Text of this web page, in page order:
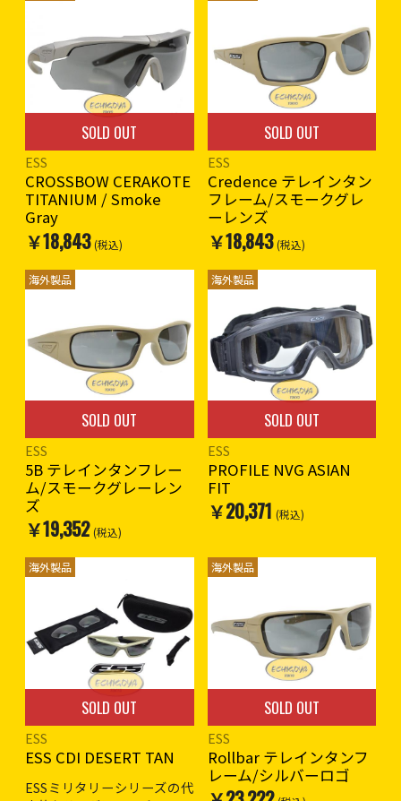
SOLD OUT
ESS
CROSSBOW CERAKOTE
TITANIUM / Smoke
Gray
￥18,843 (税込)
SOLD OUT
ESS
Credence テレインタン
フレーム/スモークグレ
ーレンズ
￥18,843 (税込)
海外製品
SOLD OUT
ESS
5B テレインタンフレー
ム/スモークグレーレン
ズ
￥19,352 (税込)
海外製品
SOLD OUT
ESS
PROFILE NVG ASIAN
FIT
￥20,371 (税込)
海外製品
SOLD OUT
ESS
ESS CDI DESERT TAN
ESSミリタリーシリーズの代
海外製品
SOLD OUT
ESS
Rollbar テレインタンフ
レーム/シルバーロゴ